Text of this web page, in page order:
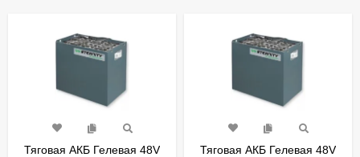
Тяговая АКБ Гелевая 48V
Тяговая АКБ Гелевая 48V